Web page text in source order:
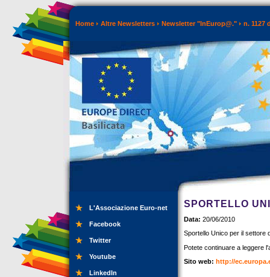
Home Altre Newsletters Newsletter "InEurop@." n. 1127
L'Associazione Euro-net
Facebook
Twitter
Youtube
LinkedIn
SPORTELLO
Data: 20/06/2010
Sportello Unico per il settore
Potete continuare a leggere
Sito web: http://